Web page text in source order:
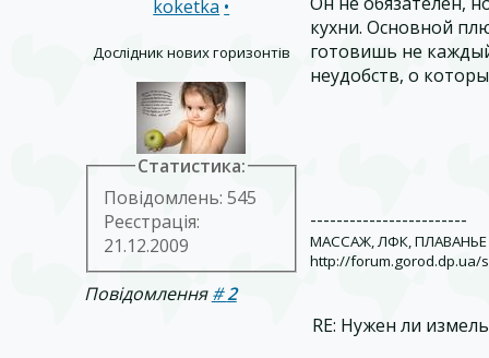
koketka •
Дослідник нових горизонтів
Статистика:
Повідомлень: 545
Реєстрація:
21.12.2009
кухни. Основной
готовишь не
неудобств, о
------------------------
МАССАЖ, ЛФК,
http://forum.gorod.dp.ua/
Повідомлення#2
RE: Нужен ли